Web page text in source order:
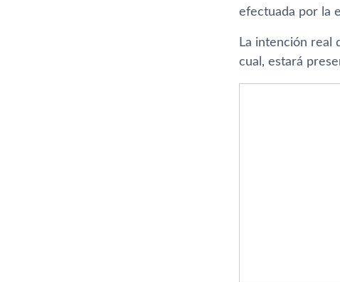
efectuada por la
La intención real
cual, estará